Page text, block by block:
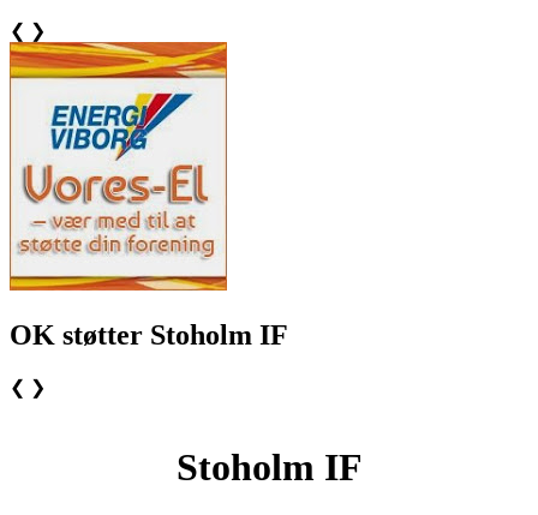
❮ ❯
OK støtter Stoholm IF
❮ ❯
Stoholm IF